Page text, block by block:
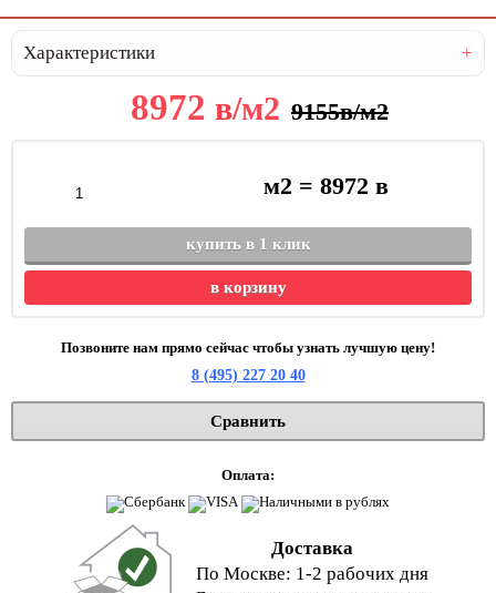
Характеристики
8972 в/м2 9155в/м2
м2 =8972 в
купить в 1 клик
в корзину
Позвоните нам прямо сейчас чтобы узнать лучшую цену!
8 (495) 227 20 40
Сравнить
Оплата:
Доставка
По Москве: 1-2 рабочих дня